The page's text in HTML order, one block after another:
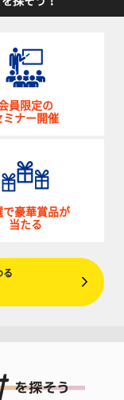
員限定の
ミナー開催
で豪華賞品が
当たる
る